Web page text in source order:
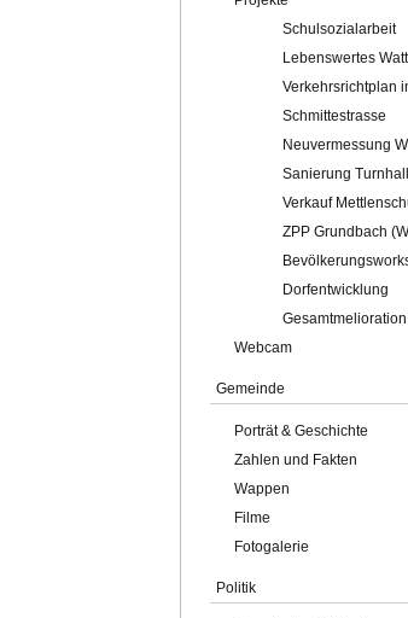
Schulsozialarbeit
Lebenswertes
Verkehrsrichtplan
Schmittestrasse
Neuvermessung
Sanierung
Verkauf
ZPP Grundbach
Dorfentwicklung
Webcam
Gemeinde
Porträt & Geschichte
Zahlen und Fakten
Wappen
Filme
Fotogalerie
Politik